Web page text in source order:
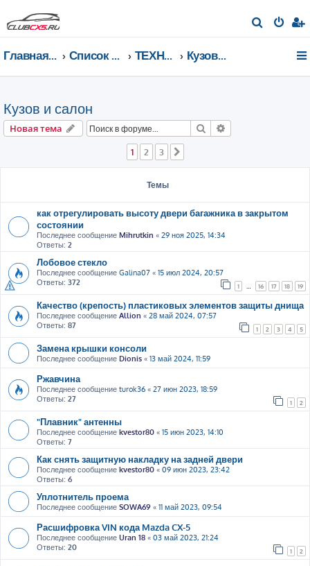
о
Главная страница Список форумов ТЕХНИЧЕСКИЙ РАЗДЕЛ Кузов и салон
Кузов и салон
Новая тема Поиск
1 2 3
Темы
как отрегулировать высоту двери багажника в закрытом
состоянии
Последнее сообщение Mihrutkin « 29 ноя 2025, 14:34
Ответы: 2
Лобовое стекло
Последнее сообщение Galina07 « 15 июл 2024, 20:57
Ответы: 372 1 16 17 18 19
Качество (крепость) пластиковых элементов защиты днища
Последнее сообщение Allion « 28 май 2024, 07:57
Ответы: 87 1 2 3 4 5
Замена крышки консоли
Последнее сообщение Dionis « 13 май 2024, 11:59
Ржавчина
Последнее сообщение turok36 « 27 июн 2023, 18:59
Ответы: 27 1 2
"Плавник" антенны
Последнее сообщение kvestor80 « 15 июн 2023, 14:10
Ответы: 7
Как снять защитную накладку на задней двери
Последнее сообщение kvestor80 « 09 июн 2023, 23:42
Ответы: 6
Уплотнитель проема
Последнее сообщение SOWA69 « 11 май 2023, 09:54
Расшифровка VIN кода Mazda CX-5
Последнее сообщение Uran 18 « 03 май 2023, 21:24
Ответы: 20 1 2